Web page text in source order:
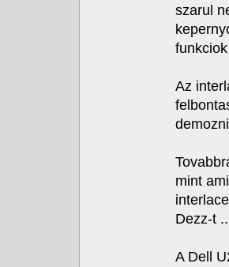
szarul
Az
mint
Dezz-t
A Dell